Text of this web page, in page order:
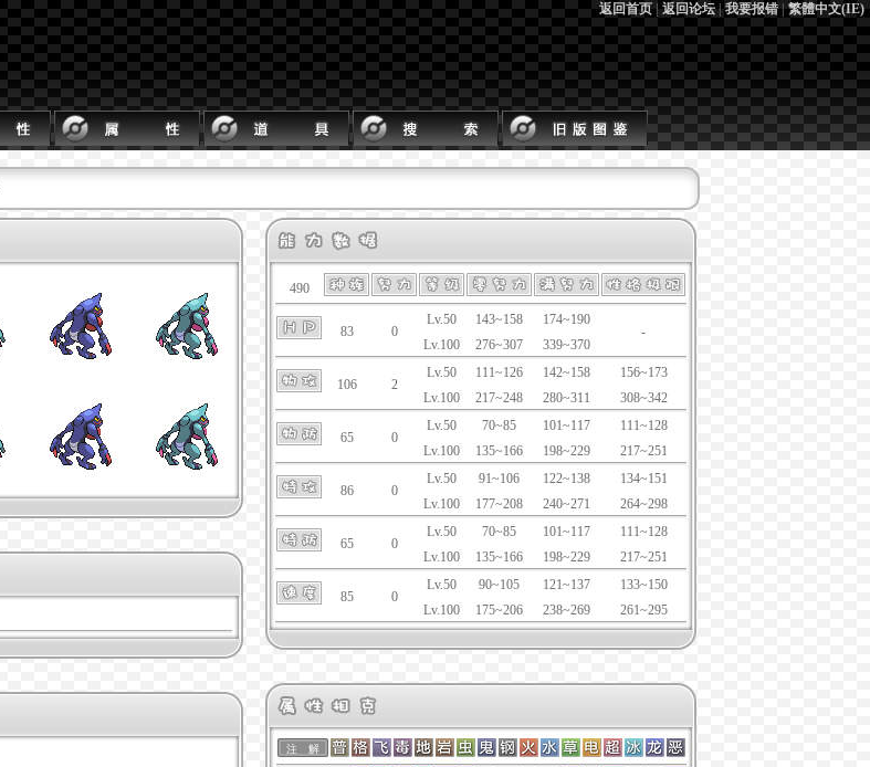
返回首页|返回论坛|我要报错|繁體中文(IE)
490
83 0
Lv.50
Lv.100
143~158
276~307
174~190
339~370
-
106 2
Lv.50
Lv.100
111~126
217~248
142~158
280~311
156~173
308~342
65 0
Lv.50
Lv.100
70~85
135~166
101~117
198~229
111~128
217~251
86 0
Lv.50
Lv.100
91~106
177~208
122~138
240~271
134~151
264~298
65 0
Lv.50
Lv.100
70~85
135~166
101~117
198~229
111~128
217~251
85 0
Lv.50
Lv.100
90~105
175~206
121~137
238~269
133~150
261~295
注 解